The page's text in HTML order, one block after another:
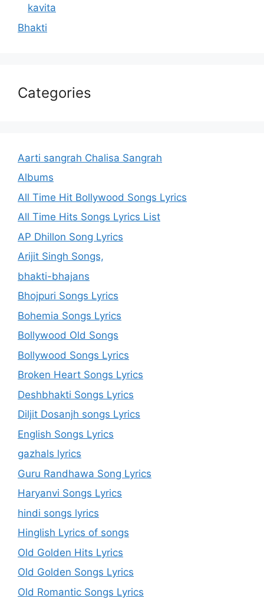
kavita
Bhakti
Categories
Aarti sangrah Chalisa Sangrah
Albums
All Time Hit Bollywood Songs Lyrics
All Time Hits Songs Lyrics List
AP Dhillon Song Lyrics
Arijit Singh Songs,
bhakti-bhajans
Bhojpuri Songs Lyrics
Bohemia Songs Lyrics
Bollywood Old Songs
Bollywood Songs Lyrics
Broken Heart Songs Lyrics
Deshbhakti Songs Lyrics
Diljit Dosanjh songs Lyrics
English Songs Lyrics
gazhals lyrics
Guru Randhawa Song Lyrics
Haryanvi Songs Lyrics
hindi songs lyrics
Hinglish Lyrics of songs
Old Golden Hits Lyrics
Old Golden Songs Lyrics
Old Romantic Songs Lyrics